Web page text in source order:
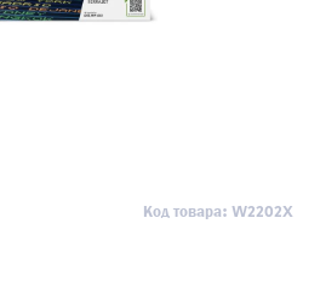
Код товара: W2202X